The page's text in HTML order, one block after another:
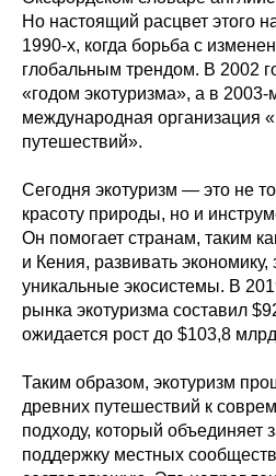
Но настоящий расцвет этого
1990-х, когда борьба с
глобальным трендом. В 2002
«годом экотуризма», а в
международная организация
путешествий».
Сегодня экотуризм — это не
красоту природы, но и
Он помогает странам, таким
и Кения, развивать
уникальные экосистемы. В
рынка экотуризма составил
ожидается рост до $103,8
Таким образом, экотуризм
древних путешествий к
подходу, который объединяет
поддержку местных